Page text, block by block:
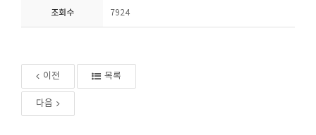
조회수 7924
이전 목록
다음